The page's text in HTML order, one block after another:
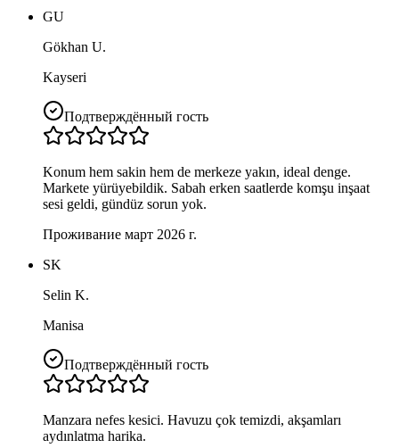
GU
Gökhan U.
Kayseri
Подтверждённый гость
Konum hem sakin hem de merkeze yakın, ideal denge.
Markete yürüyebildik. Sabah erken saatlerde komşu inşaat
sesi geldi, gündüz sorun yok.
Проживание март 2026 г.
SK
Selin K.
Manisa
Подтверждённый гость
Manzara nefes kesici. Havuzu çok temizdi, akşamları
aydınlatma harika.